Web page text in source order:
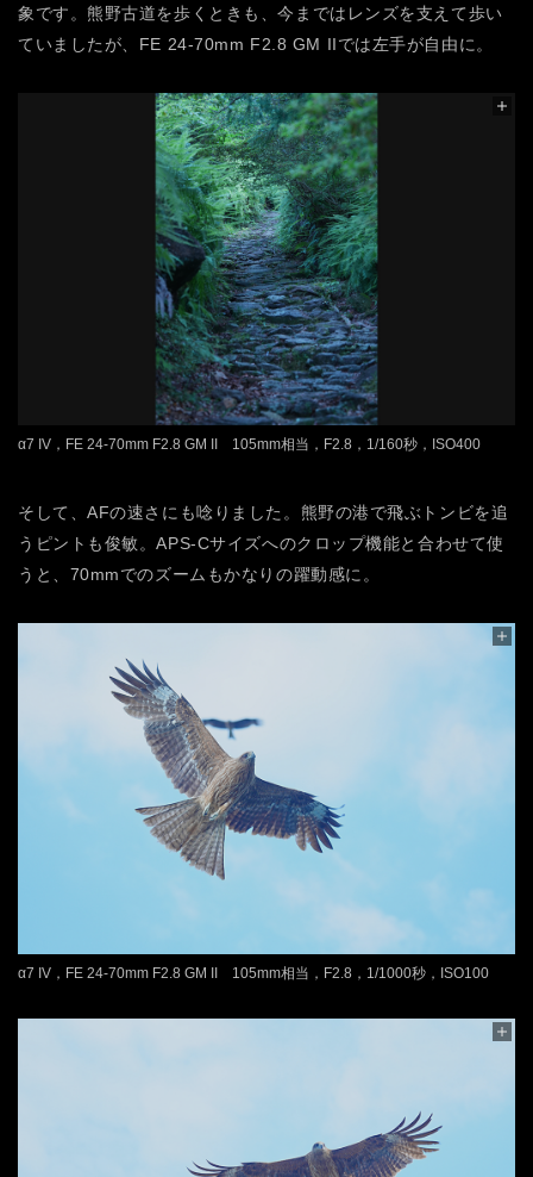
象です。熊野古道を歩くときも、今まではレンズを支えて歩い
ていましたが、FE 24-70mm F2.8 GM IIでは左手が自由に。
α7 IV，FE 24-70mm F2.8 GM II 105mm相当，F2.8，1/160秒，ISO400
そして、AFの速さにも唸りました。熊野の港で飛ぶトンビを追
うピントも俊敏。APS-Cサイズへのクロップ機能と合わせて使
うと、70mmでのズームもかなりの躍動感に。
α7 IV，FE 24-70mm F2.8 GM II 105mm相当，F2.8，1/1000秒，ISO100